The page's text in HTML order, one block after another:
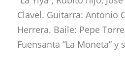
Clavel. Guitarra: Antonio
Herrera. Baile: Pepe
Fuensanta “La Moneta” y